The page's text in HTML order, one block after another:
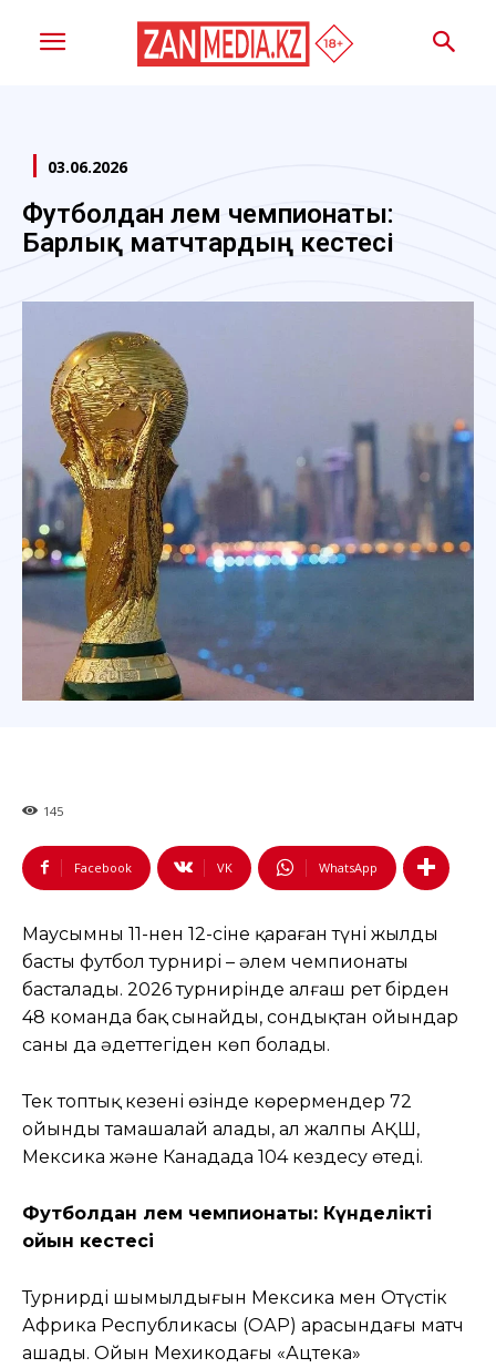
03.06.2026
Футболдан әлем чемпионаты:
Барлық матчтардың кестесі
145
Facebook VK WhatsApp
Маусымның 11-нен 12-сіне қараған түні жылдың
басты футбол турнирі – әлем чемпионаты
басталады. 2026 турнирінде алғаш рет бірден
48 команда бақ сынайды, сондықтан ойындар
саны да әдеттегіден көп болады.
Тек топтық кезеңнің өзінде көрермендер 72
ойынды тамашалай алады, ал жалпы АҚШ,
Мексика және Канадада 104 кездесу өтеді.
Футболдан әлем чемпионаты: Күнделікті
ойын кестесі
Турнирдің шымылдығын Мексика мен Оңтүстік
Африка Республикасы (ОАР) арасындағы матч
ашады. Ойын Мехикодағы «Ацтека»